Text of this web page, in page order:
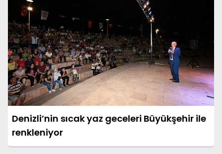
Denizli’nin sıcak yaz geceleri Büyükşehir ile
renkleniyor